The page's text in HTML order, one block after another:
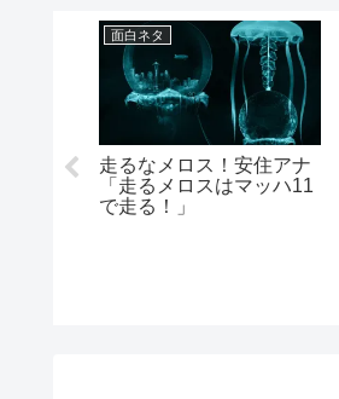
面白ネタ
走るなメロス！安住アナ
「走るメロスはマッハ11
で走る！」